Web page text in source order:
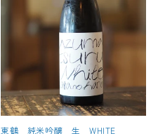
東鶴 純米吟醸 生 WHITE